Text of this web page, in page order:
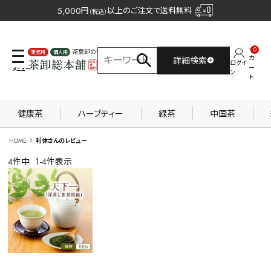
5,000円 （税込）以上のご注文で送料無料
業務用 個人用
茶葉卸の専門サイト
詳細検索
ログイ
ン
カ
ー
ト
0
健康茶 ハーブティー 緑茶 中国茶
HOME 利休さんのレビュー
4件中 1-4件表示